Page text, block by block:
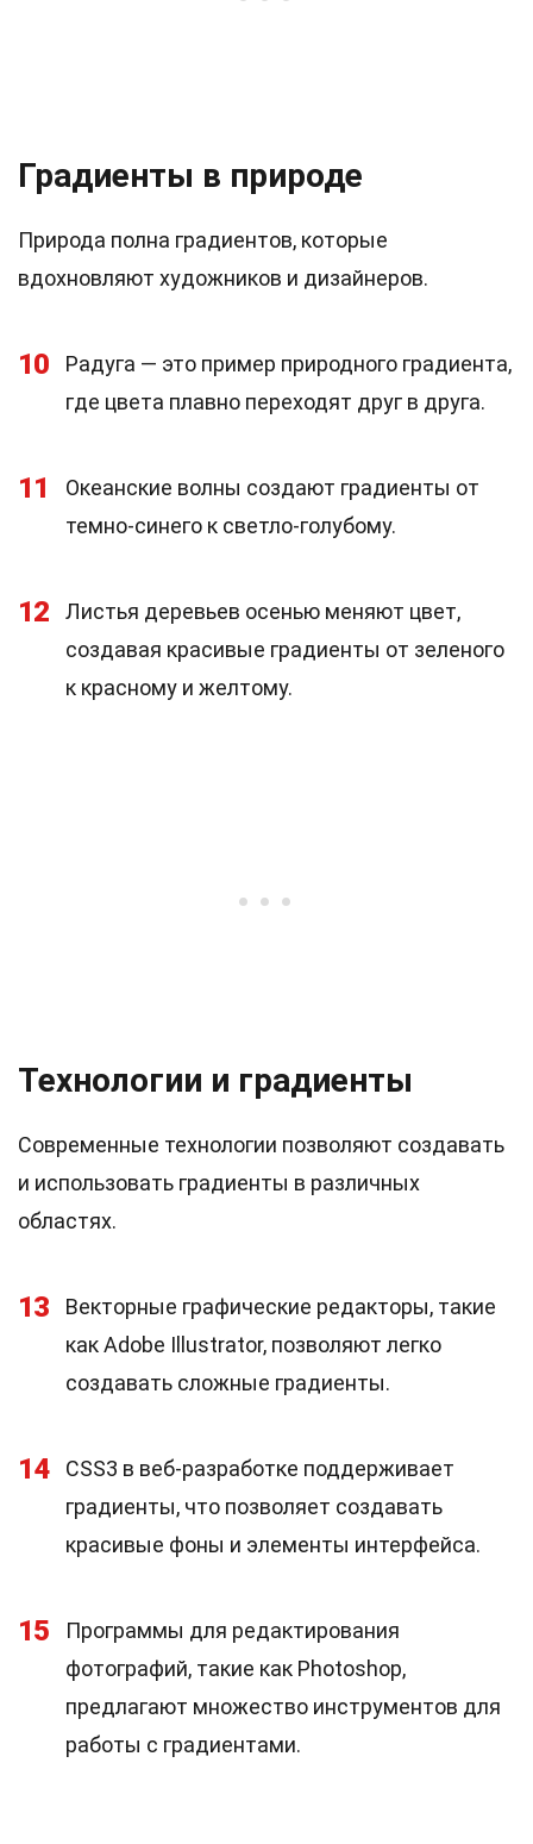
Градиенты в природе
Природа полна градиентов, которые
вдохновляют художников и дизайнеров.
10
Радуга — это пример природного градиента,
где цвета плавно переходят друг в друга.
11
Океанские волны создают градиенты от
темно-синего к светло-голубому.
12
Листья деревьев осенью меняют цвет,
создавая красивые градиенты от зеленого
к красному и желтому.
Технологии и градиенты
Современные технологии позволяют создавать
и использовать градиенты в различных
областях.
13
Векторные графические редакторы, такие
как Adobe Illustrator, позволяют легко
создавать сложные градиенты.
14
CSS3 в веб-разработке поддерживает
градиенты, что позволяет создавать
красивые фоны и элементы интерфейса.
15
Программы для редактирования
фотографий, такие как Photoshop,
предлагают множество инструментов для
работы с градиентами.